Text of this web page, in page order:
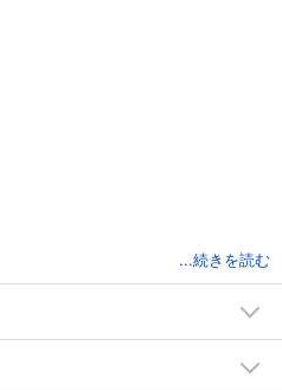
...続きを読む